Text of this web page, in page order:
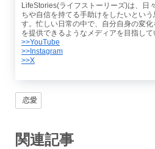
LifeStories(ライフストーリーズ)は、日
ちや自信を持てる手助けをしたいとい
す。忙しい日常の中で、自分自身の変
を提供できるようなメディアを目指して
>>YouTube
>>Instagram
>>X
恋愛
関連記事